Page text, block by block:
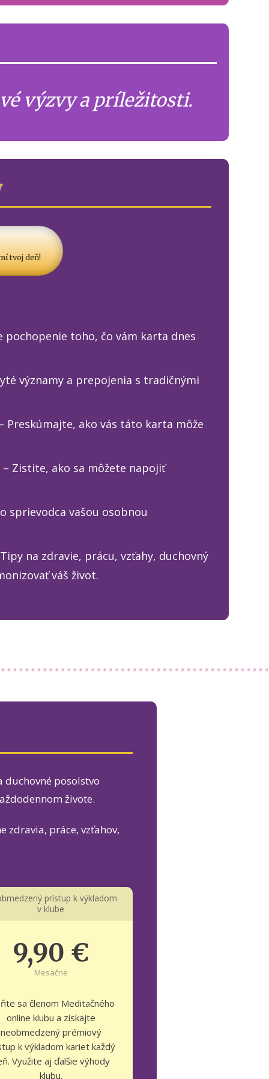
výzvy a príležitosti.
tvoj deň!
toho, čo vám karta dnes
významy a prepojenia s tradičnými
Preskúmajte, ako vás táto karta môže
Zistite, ako sa môžete napojiť
sprievodca vašou osobnou
na zdravie, prácu, vzťahy, duchovný
váš život.
duchovné posolstvo
živote.
zdravia, práce, vzťahov,
prístup k výkladom
v klube
9,90 €
Mesačne
sa členom Meditačného
online klubu a získajte
neobmedzený prémiový
k výkladom kariet každý
Využite aj ďalšie výhody
klubu.